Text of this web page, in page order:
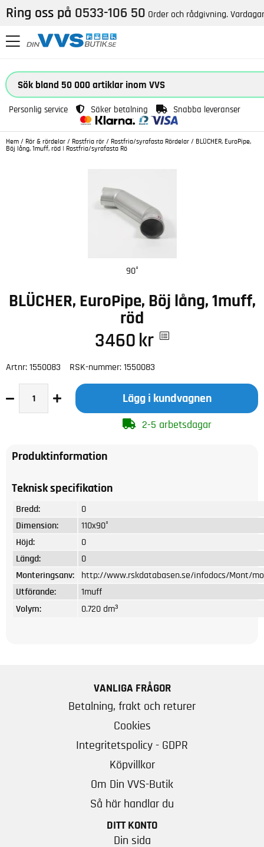
Ring oss på 0533-106 50 Order och rådgivning.
Personlig service Säker betalning Snabba leveranser
Hem / Rör & rördelar / Rostfria rör / Rostfria/syrafasta Rördelar / BLÜCHER, EuroPipe,
Böj lång, 1muff, röd | Rostfria/syrafasta Rö
90°
BLÜCHER, EuroPipe, Böj lång, 1muff,
röd
3460 kr
Artnr: 1550083 RSK-nummer: 1550083
Lägg i kundvagnen
2-5 arbetsdagar
Produktinformation
Teknisk specifikation
Bredd:
0
Dimension:
110x90°
Höjd:
0
Längd:
0
Monteringsanv:
http://www.rskdatabasen.se/infodocs/Mont/
Utförande:
1muff
Volym:
0.720 dm³
VANLIGA FRÅGOR
Betalning, frakt och returer
Cookies
Integritetspolicy - GDPR
Köpvillkor
Om Din VVS-Butik
Så här handlar du
DITT KONTO
Din sida